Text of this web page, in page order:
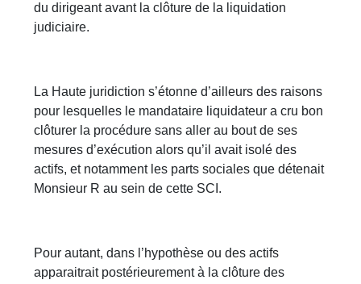
du dirigeant avant la clôture de la liquidation
judiciaire.
La Haute juridiction s’étonne d’ailleurs des raisons
pour lesquelles le mandataire liquidateur a cru bon
clôturer la procédure sans aller au bout de ses
mesures d’exécution alors qu’il avait isolé des
actifs, et notamment les parts sociales que détenait
Monsieur R au sein de cette SCI.
Pour autant, dans l’hypothèse ou des actifs
apparaitrait postérieurement à la clôture des